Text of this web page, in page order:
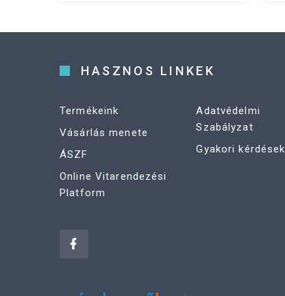
HASZNOS LINKEK
Termékeink
Vásárlás menete
ÁSZF
Online Vitarendezési
Platform
Adatvédelmi
Szabályzat
Gyakori kérdések